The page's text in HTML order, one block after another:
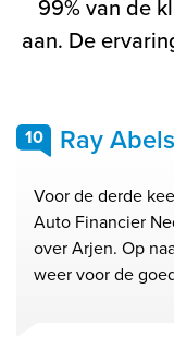
99% van de
aan. De
10 Ray Abels
Voor de derde
Auto Financier
over Arjen. Op
weer voor de